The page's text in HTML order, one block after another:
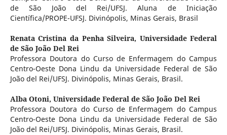
de São João del Rei/UFSJ. Aluna de Iniciação
Científica/PROPE-UFSJ. Divinópolis, Minas Gerais, Brasil
Renata Cristina da Penha Silveira, Universidade Federal
de São João Del Rei
Professora Doutora do Curso de Enfermagem do Campus
Centro-Oeste Dona Lindu da Universidade Federal de São
João del Rei/UFSJ. Divinópolis, Minas Gerais, Brasil.
Alba Otoni, Universidade Federal de São João Del Rei
Professora Doutora do Curso de Enfermagem do Campus
Centro-Oeste Dona Lindu da Universidade Federal de São
João del Rei/UFSJ. Divinópolis, Minas Gerais, Brasil.